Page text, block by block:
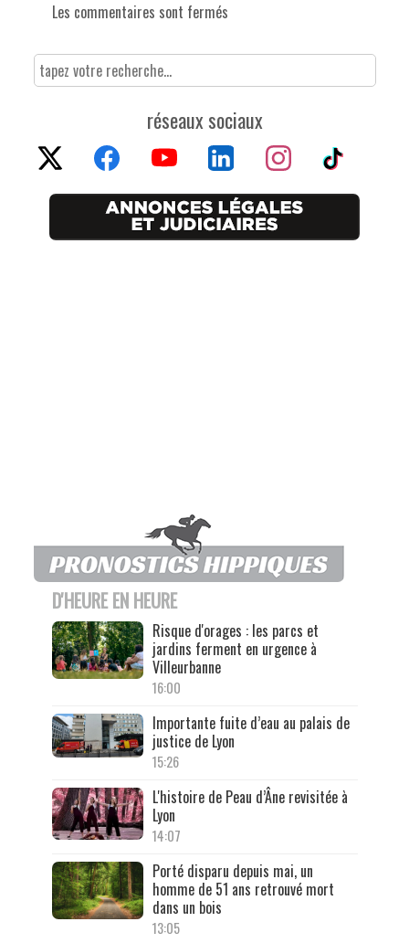
Les commentaires sont fermés
réseaux sociaux
D'HEURE EN HEURE
Risque d'orages : les parcs et
jardins ferment en urgence à
Villeurbanne
16:00
Importante fuite d’eau au palais de
justice de Lyon
15:26
L'histoire de Peau d’Âne revisitée à
Lyon
14:07
Porté disparu depuis mai, un
homme de 51 ans retrouvé mort
dans un bois
13:05